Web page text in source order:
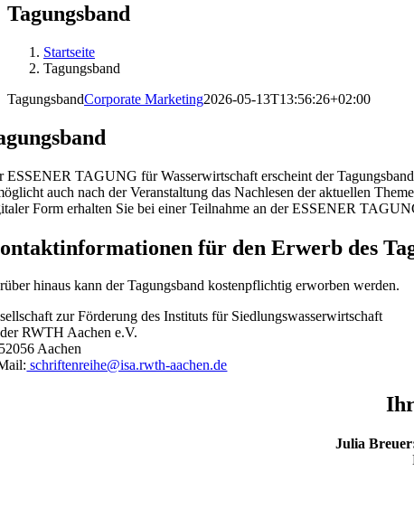
Tagungsband
Startseite
Tagungsband
TagungsbandCorporate Marketing2026-05-13T13:56:26+02:00
ESSENER TAGUNG für Wasserwirtschaft erscheint der
auch nach der Veranstaltung das Nachlesen der aktuellen
Form erhalten Sie bei einer Teilnahme an der ESSENER
für den Erwerb des
hinaus kann der Tagungsband kostenpflichtig erworben werden.
zur Förderung des Instituts für Siedlungswasserwirtschaft
RWTH Aachen e.V.
Aachen
schriftenreihe@isa.rwth-aachen.de
Julia